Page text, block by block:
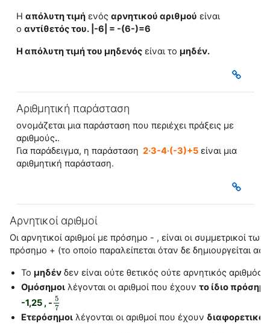
H απόλυτη τιμήενός αρνητικού αριθμού είναι
ο αντίθετός του. |-6| = -(6-)=6
H απόλυτη τιμήτου μηδενόςείναι το μηδέν.
Αριθμητική παράσταση
ονομάζεται μια παράσταση που περιέχει πράξεις με
αριθμούς..
Για παράδειγμα, η παράσταση 2·3-4·(-3)+5είναι μια
αριθμητική παράσταση.
Αρνητικοί αριθμοί
Οι αρνητικοί αριθμοί με πρόσημο - , είναι οι συμμετρικοί
πρόσημο + (το οποίο παραλείπεται όταν δε δημιουργείται
Τομηδέν δεν είναι ούτε θετικός ούτε αρνητικός αριθμός
Ομόσημοι λέγονται οι αριθμοί που έχουντο ίδιο
-1,25 , - 5
7
57
Ετερόσημοι λέγονται οι αριθμοί που έχουν διαφορετικό